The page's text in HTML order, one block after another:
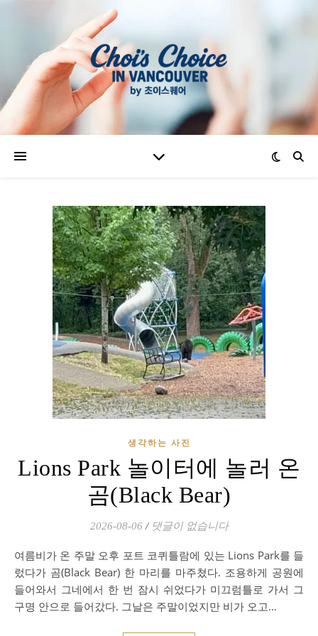
생각하는 사진
Lions Park 놀이터에 놀러 온
곰(Black Bear)
2026-08-06 / 댓글이 없습니다
여름비가 온 주말 오후 포트 코퀴틀람에 있는 Lions Park를 들
렀다가 곰(Black Bear) 한 마리를 마주쳤다. 조용하게 공원에
들어와서 그네에서 한 번 잠시 쉬었다가 미끄럼틀로 가서 그
구명 안으로 들어갔다. 그날은 주말이었지만 비가 오고…